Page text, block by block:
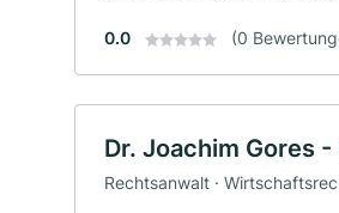
0.0 (0
Dr. Joachim Gores
Rechtsanwalt ·